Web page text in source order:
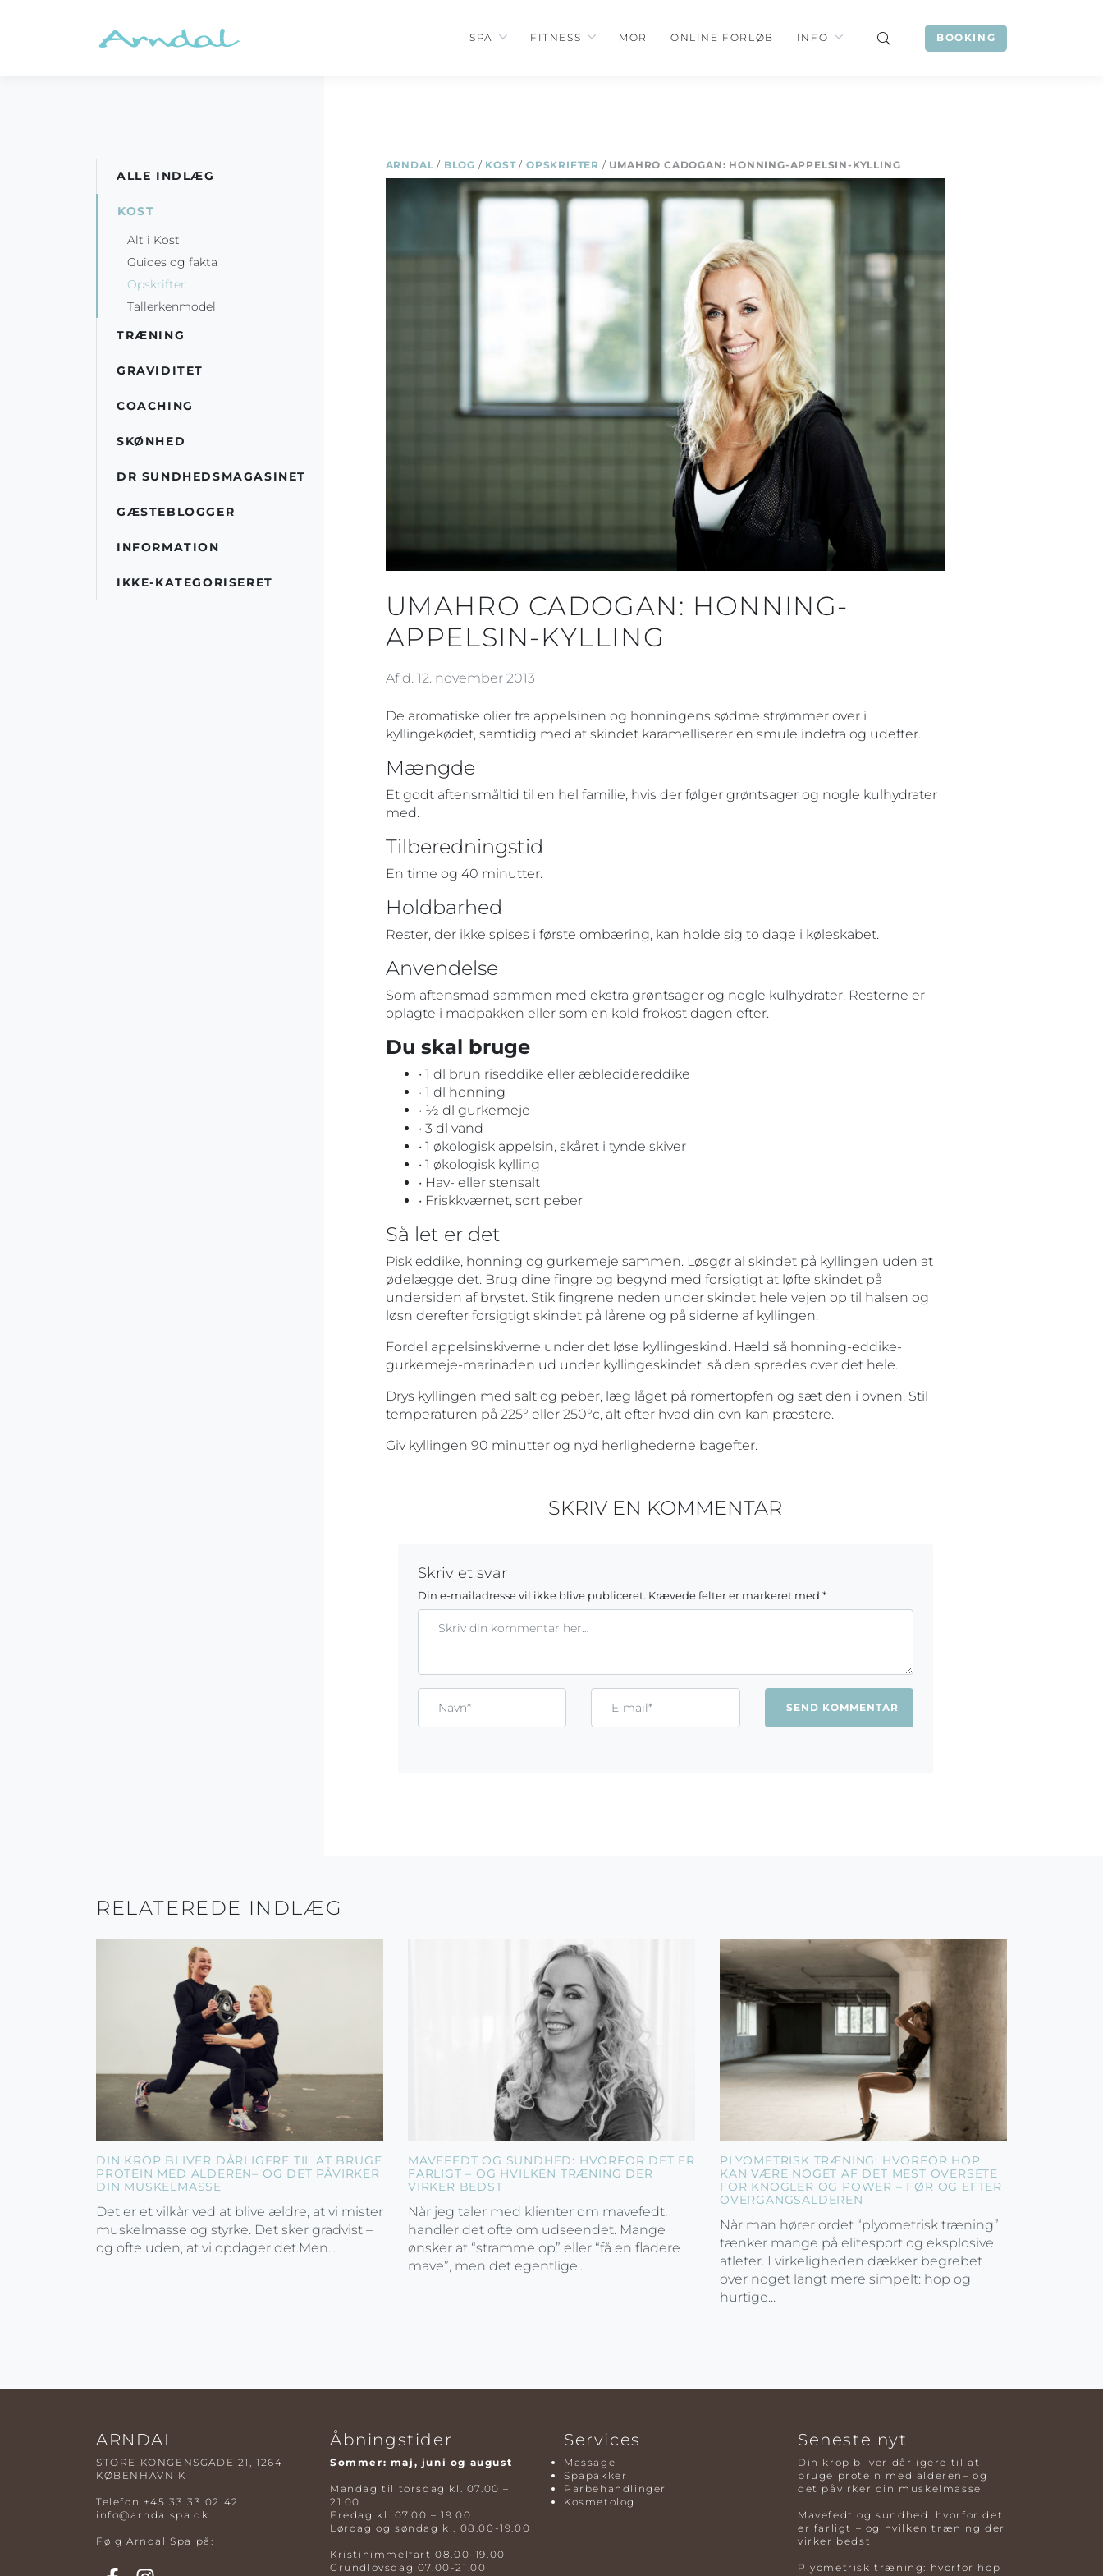
BOOKING
SPA FITNESS MOR ONLINE FORLØB INFO
ARNDAL / BLOG / KOST/ OPSKRIFTER / UMAHRO CADOGAN: HONNING-APPELSIN-KYLLING
UMAHRO CADOGAN: HONNING-
APPELSIN-KYLLING
Af d. 12. november 2013
De aromatiske olier fra appelsinen og honningens sødme strømmer over i
kyllingekødet, samtidig med at skindet karamelliserer en smule indefra og udefter.
Mængde
Et godt aftensmåltid til en hel familie, hvis der følger grøntsager og nogle kulhydrater
med.
Tilberedningstid
En time og 40 minutter.
Holdbarhed
Rester, der ikke spises i første ombæring, kan holde sig to dage i køleskabet.
Anvendelse
Som aftensmad sammen med ekstra grøntsager og nogle kulhydrater. Resterne er
oplagte i madpakken eller som en kold frokost dagen efter.
Du skal bruge
• 1 dl brun riseddike eller æblecidereddike
• 1 dl honning
• 1⁄2 dl gurkemeje
• 3 dl vand
• 1 økologisk appelsin, skåret i tynde skiver
• 1 økologisk kylling
• Hav- eller stensalt
• Friskkværnet, sort peber
Så let er det
Pisk eddike, honning og gurkemeje sammen. Løsgør al skindet på kyllingen uden at
ødelægge det. Brug dine fingre og begynd med forsigtigt at løfte skindet på
undersiden af brystet. Stik fingrene neden under skindet hele vejen op til halsen og
løsn derefter forsigtigt skindet på lårene og på siderne af kyllingen.
Fordel appelsinskiverne under det løse kyllingeskind. Hæld så honning-eddike-
gurkemeje-marinaden ud under kyllingeskindet, så den spredes over det hele.
Drys kyllingen med salt og peber, læg låget på römertopfen og sæt den i ovnen. Stil
temperaturen på 225° eller 250°c, alt efter hvad din ovn kan præstere.
Giv kyllingen 90 minutter og nyd herlighederne bagefter.
SKRIV EN KOMMENTAR
Skriv et svar
Din e-mailadresse vil ikke blive publiceret. Krævede felter er markeret med *
ALLE INDLÆG
KOST
Alt i Kost
Guides og fakta
Opskrifter
Tallerkenmodel
TRÆNING
GRAVIDITET
COACHING
SKØNHED
DR SUNDHEDSMAGASINET
GÆSTEBLOGGER
INFORMATION
IKKE-KATEGORISERET
RELATEREDE INDLÆG
DIN KROP BLIVER DÅRLIGERE TIL AT BRUGE
PROTEIN MED ALDEREN– OG DET PÅVIRKER
DIN MUSKELMASSE
Det er et vilkår ved at blive ældre, at vi mister
muskelmasse og styrke. Det sker gradvist –
og ofte uden, at vi opdager det.Men...
MAVEFEDT OG SUNDHED: HVORFOR DET ER
FARLIGT – OG HVILKEN TRÆNING DER
VIRKER BEDST
Når jeg taler med klienter om mavefedt,
handler det ofte om udseendet. Mange
ønsker at “stramme op” eller “få en fladere
mave”, men det egentlige...
PLYOMETRISK TRÆNING: HVORFOR HOP
KAN VÆRE NOGET AF DET MEST OVERSETE
FOR KNOGLER OG POWER – FØR OG EFTER
OVERGANGSALDEREN
Når man hører ordet “plyometrisk træning”,
tænker mange på elitesport og eksplosive
atleter. I virkeligheden dækker begrebet
over noget langt mere simpelt: hop og
hurtige...
ARNDAL
STORE KONGENSGADE 21, 1264
KØBENHAVN K
Telefon +45 33 33 02 42
info@arndalspa.dk
Følg Arndal Spa på:
Åbningstider
Sommer: maj, juni og august
Mandag til torsdag kl. 07.00 –
21.00
Fredag kl. 07.00 – 19.00
Lørdag og søndag kl. 08.00-19.00
Kristihimmelfart 08.00-19.00
Grundlovsdag 07.00-21.00
Services
Massage
Spapakker
Parbehandlinger
Kosmetolog
Seneste nyt
Din krop bliver dårligere til at
bruge protein med alderen– og
det påvirker din muskelmasse
Mavefedt og sundhed: hvorfor det
er farligt – og hvilken træning der
virker bedst
Plyometrisk træning: hvorfor hop